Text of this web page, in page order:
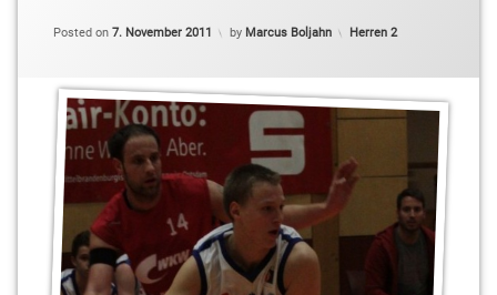
Posted on 7. November 2011 by Marcus Boljahn Categories:
Herren 2
Mackeldanz
Red
Dragons
Regionalliga